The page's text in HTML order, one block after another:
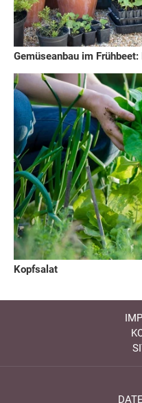
Gemüseanbau im
Kopfsalat